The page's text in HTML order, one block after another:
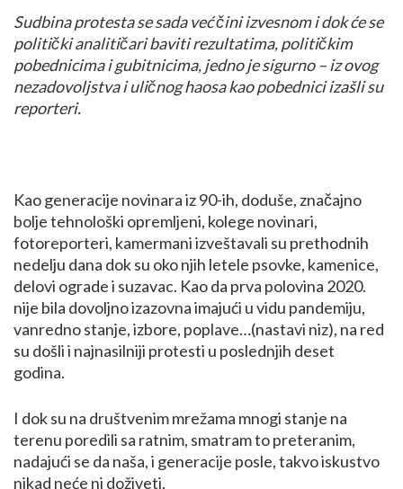
Sudbina protesta se sada već čini izvesnom i dok će se
politički analitičari baviti rezultatima, političkim
pobednicima i gubitnicima, jedno je sigurno – iz ovog
nezadovoljstva i uličnog haosa kao pobednici izašli su
reporteri.
Kao generacije novinara iz 90-ih, doduše, značajno
bolje tehnološki opremljeni, kolege novinari,
fotoreporteri, kamermani izveštavali su prethodnih
nedelju dana dok su oko njih letele psovke, kamenice,
delovi ograde i suzavac. Kao da prva polovina 2020.
nije bila dovoljno izazovna imajući u vidu pandemiju,
vanredno stanje, izbore, poplave…(nastavi niz), na red
su došli i najnasilniji protesti u poslednjih deset
godina.
I dok su na društvenim mrežama mnogi stanje na
terenu poredili sa ratnim, smatram to preteranim,
nadajući se da naša, i generacije posle, takvo iskustvo
nikad neće ni doživeti.